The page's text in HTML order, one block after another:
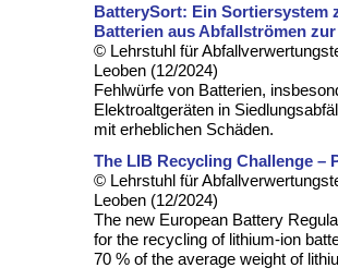
BatterySort: Ein Sortiersystem
Batterien aus Abfallströmen
© Lehrstuhl für
Leoben (12/2024)
Fehlwürfe von Batterien,
Elektroaltgeräten in
mit erheblichen Schäden.
The LIB Recycling Challenge –
© Lehrstuhl für
Leoben (12/2024)
The new European Battery
for the recycling of lithium-ion
70 % of the average weight of